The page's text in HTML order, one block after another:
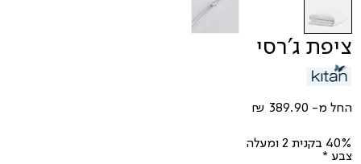
ציפת ג'רסי
החל מ-
40% בקנית 2 ומעלה
צבע *